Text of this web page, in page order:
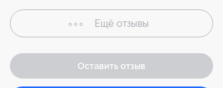
Ещё отзывы
Оставить отзыв